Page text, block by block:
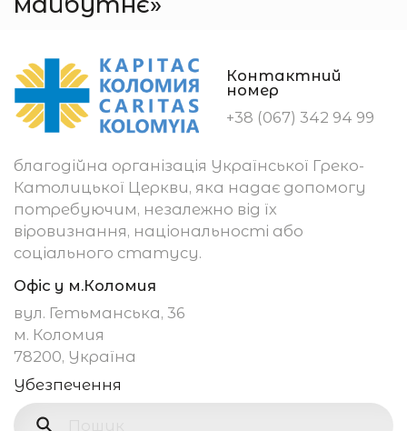
Контактний
номер
+38 (067) 342 94 99
благодійна організація Української Греко-
Католицької Церкви, яка надає допомогу
потребуючим, незалежно від їх
віровизнання, національності або
соціального статусу.
Офіс у м.Коломия
вул. Гетьманська, 36
м. Коломия
78200, Україна
Убезпечення